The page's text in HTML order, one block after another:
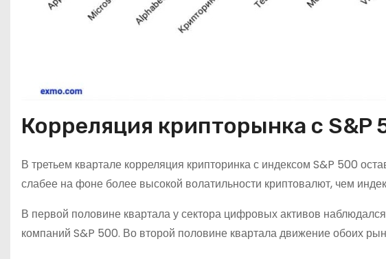
Корреляция крипторынка с S&P
В третьем квартале корреляция крипторинка с индексом S&P 500
слабее на фоне более высокой волатильности криптовалют, чем
В первой половине квартала у сектора цифровых активов
компаний S&P 500. Во второй половине квартала движение обоих